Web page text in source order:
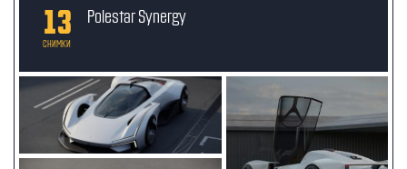
13
СНИМКИ
Polestar Synergy